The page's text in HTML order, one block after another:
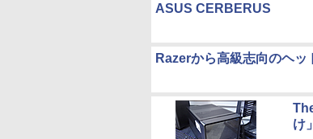
ASUS CERBERUS
Razerから高級志向のヘ
け